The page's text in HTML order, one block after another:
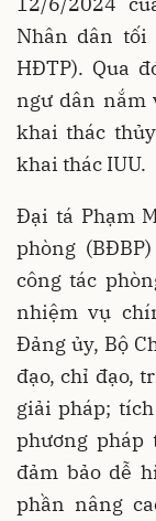
Nhân dân tối
HĐTP). Qua
ngư dân nắm
khai thác
khai thác IUU.
Đại tá Phạm
phòng
công tác
nhiệm vụ
Đảng ủy, Bộ
đạo, chỉ đạo,
giải pháp;
phương pháp
đảm bảo dễ
phần nâng